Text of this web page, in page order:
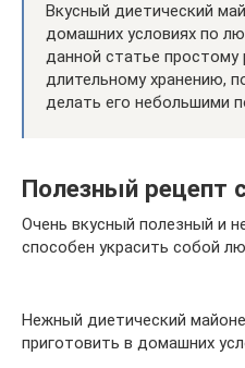
Вкусный диетический
домашних условиях по
данной статье простому
длительному хранению,
делать его небольшими
Полезный рецепт
Очень вкусный полезный и
способен украсить собой
Нежный диетический
приготовить в домашних